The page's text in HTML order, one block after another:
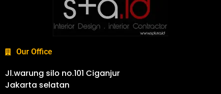
Our Office
Jl.warung silo no.101 Ciganjur
Jakarta selatan